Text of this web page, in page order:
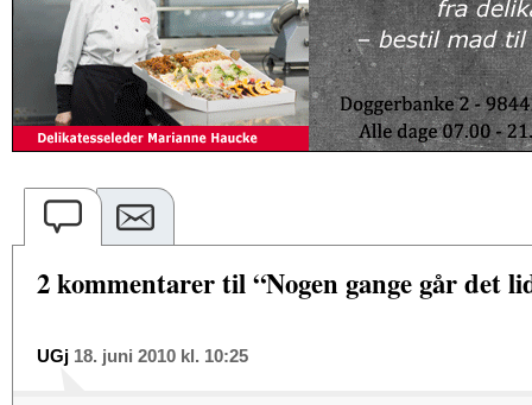
2 kommentarer til “Nogen gange går det
UGj 18. juni 2010 kl. 10:25